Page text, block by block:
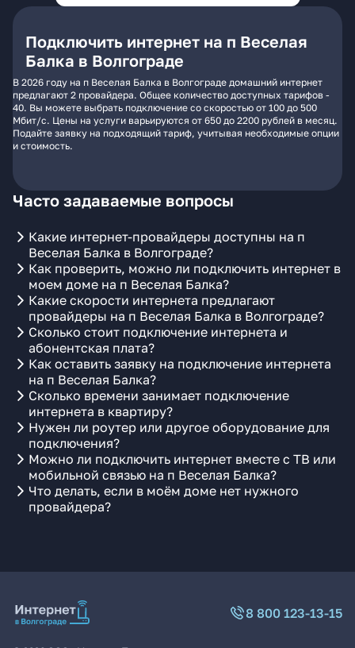
Подключить интернет на п Веселая
Балка в Волгограде
В 2026 году на п Веселая Балка в Волгограде домашний интернет
предлагают 2 провайдера. Общее количество доступных тарифов -
40. Вы можете выбрать подключение со скоростью от 100 до 500
Мбит/с. Цены на услуги варьируются от 650 до 2200 рублей в месяц.
Подайте заявку на подходящий тариф, учитывая необходимые опции
и стоимость.
Часто задаваемые вопросы
Какие интернет-провайдеры доступны на п
Веселая Балка в Волгограде?
Как проверить, можно ли подключить интернет в
моем доме на п Веселая Балка?
Какие скорости интернета предлагают
провайдеры на п Веселая Балка в Волгограде?
Сколько стоит подключение интернета и
абонентская плата?
Как оставить заявку на подключение интернета
на п Веселая Балка?
Сколько времени занимает подключение
интернета в квартиру?
Нужен ли роутер или другое оборудование для
подключения?
Можно ли подключить интернет вместе с ТВ или
мобильной связью на п Веселая Балка?
Что делать, если в моём доме нет нужного
провайдера?
8 800 123-13-15